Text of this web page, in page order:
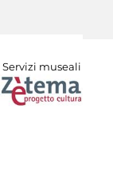
Servizi museali